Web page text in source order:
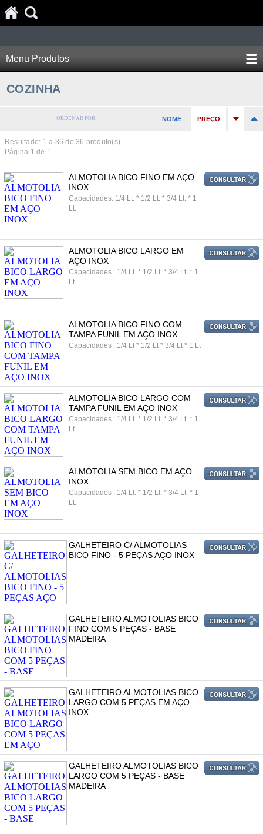
Menu Produtos
COZINHA
ORDENAR POR: NOME PREÇO
Resultado: 1 a 36 de 36 produto(s)
Página 1 de 1
ALMOTOLIA BICO FINO EM AÇO
INOX
Capacidades: 1/4 Lt. * 1/2 Lt. * 3/4 Lt. * 1
Lt.
ALMOTOLIA BICO LARGO EM
AÇO INOX
Capacidades : 1/4 Lt. * 1/2 Lt. * 3/4 Lt. * 1
Lt.
ALMOTOLIA BICO FINO COM
TAMPA FUNIL EM AÇO INOX
Capacidades : 1/4 Lt * 1/2 Lt * 3/4 Lt * 1 Lt
ALMOTOLIA BICO LARGO COM
TAMPA FUNIL EM AÇO INOX
Capacidades : 1/4 Lt. * 1/2 Lt. * 3/4 Lt. * 1
Lt.
ALMOTOLIA SEM BICO EM AÇO
INOX
Capacidades : 1/4 Lt. * 1/2 Lt. * 3/4 Lt. * 1
Lt.
GALHETEIRO C/ ALMOTOLIAS
BICO FINO - 5 PEÇAS AÇO INOX
GALHETEIRO ALMOTOLIAS BICO
FINO COM 5 PEÇAS - BASE
MADEIRA
GALHETEIRO ALMOTOLIAS BICO
LARGO COM 5 PEÇAS EM AÇO
INOX
GALHETEIRO ALMOTOLIAS BICO
LARGO COM 5 PEÇAS - BASE
MADEIRA